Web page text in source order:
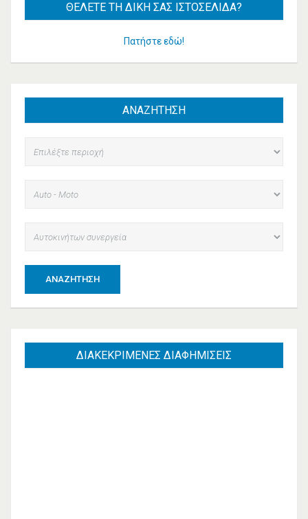
ΘΈΛΕΤΕ ΤΗ ΔΙΚΉ ΣΑΣ ΙΣΤΟΣΕΛΊΔΑ?
Πατήστε εδώ!
ΑΝΑΖΗΤΗΣΗ
ΑΝΑΖΉΤΗΣΗ
ΔΙΑΚΕΚΡΙΜΕΝΕΣ ΔΙΑΦΗΜΙΣΕΙΣ